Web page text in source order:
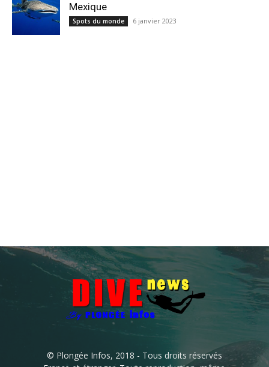
Mexique
Spots du monde 6 janvier 2023
© Plongée Infos, 2018 - Tous droits réservés